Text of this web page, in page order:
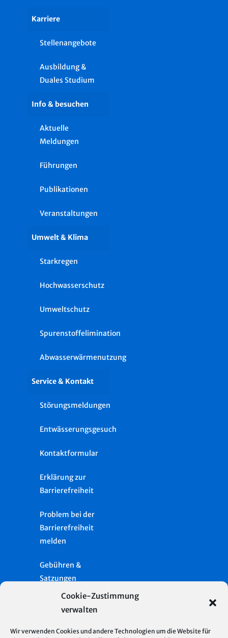
Cookie-Zustimmung
verwalten
Wir verwenden Cookies und andere Technologien um die Website für
Karriere
Stellenangebote
Ausbildung &
Duales Studium
Info & besuchen
Aktuelle
Meldungen
Führungen
Publikationen
Veranstaltungen
Umwelt & Klima
Starkregen
Hochwasserschutz
Umweltschutz
Spurenstoffelimination
Abwasserwärmenutzung
Service & Kontakt
Störungsmeldungen
Entwässerungsgesuch
Kontaktformular
Erklärung zur
Barrierefreiheit
Problem bei der
Barrierefreiheit
melden
Gebühren &
Satzungen